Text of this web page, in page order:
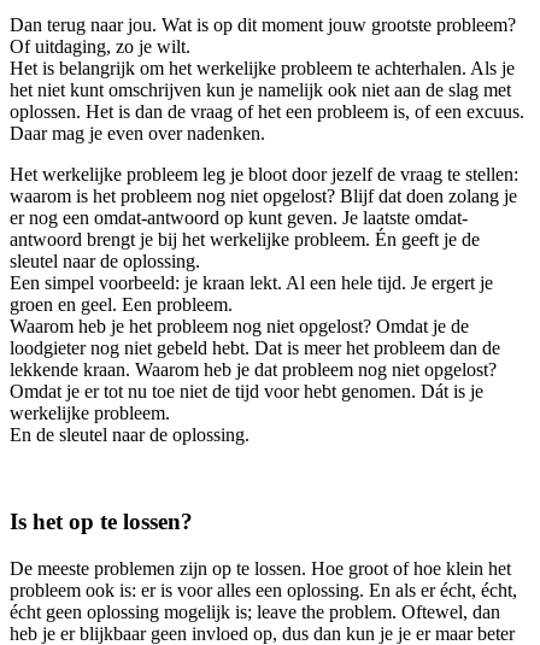
Dan terug naar jou. Wat is op dit moment jouw grootste probleem?
Of uitdaging, zo je wilt.
Het is belangrijk om het werkelijke probleem te achterhalen. Als je
het niet kunt omschrijven kun je namelijk ook niet aan de slag met
oplossen. Het is dan de vraag of het een probleem is, of een excuus.
Daar mag je even over nadenken.
Het werkelijke probleem leg je bloot door jezelf de vraag te stellen:
waarom is het probleem nog niet opgelost? Blijf dat doen zolang je
er nog een omdat-antwoord op kunt geven. Je laatste omdat-
antwoord brengt je bij het werkelijke probleem. Én geeft je de
sleutel naar de oplossing.
Een simpel voorbeeld: je kraan lekt. Al een hele tijd. Je ergert je
groen en geel. Een probleem.
Waarom heb je het probleem nog niet opgelost? Omdat je de
loodgieter nog niet gebeld hebt. Dat is meer het probleem dan de
lekkende kraan. Waarom heb je dat probleem nog niet opgelost?
Omdat je er tot nu toe niet de tijd voor hebt genomen. Dát is je
werkelijke probleem.
En de sleutel naar de oplossing.
Is het op te lossen?
De meeste problemen zijn op te lossen. Hoe groot of hoe klein het
probleem ook is: er is voor alles een oplossing. En als er écht, écht,
écht geen oplossing mogelijk is; leave the problem. Oftewel, dan
heb je er blijkbaar geen invloed op, dus dan kun je je er maar beter